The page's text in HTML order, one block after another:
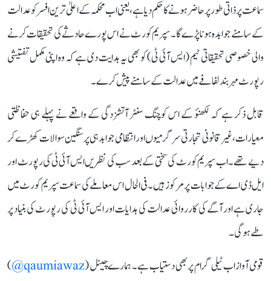
سماعت پر ذاتی طور پر حاضر ہونے کا حکم دیا ہے، یعنی اب محکمہ کے اعلیٰ ترین افسر کو عدالت
کے سامنے جوابدہ ہونا پڑے گا۔ سپریم کورٹ نے اس پورے حادثے کی تحقیقات کرنے
والی خصوصی تحقیقاتی ٹیم (ایس آئی ٹی) کو بھی یہ ہدایت دی ہے کہ وہ اپنی مکمل تفتیشی
رپورٹ مہر بند لفافے میں عدالت کے سامنے پیش کرے۔
قابل ذکر ہے کہ لکھنؤ کے اس کوچنگ سنٹر آتشزدگی کے واقعے نے پہلے ہی حفاظتی
معیارات، غیر قانونی تجارتی سرگرمیوں اور انتظامی جوابدہی پر سنگین سوالات کھڑے کر
دیے تھے۔ اب سپریم کورٹ کی سختی کے بعد سب کی نظریں ایس آئی ٹی کی رپورٹ اور
ایل ڈی اے کے جوابات پر مرکوز ہیں۔ فی الحال اس معاملے کی سماعت سپریم کورٹ میں
جاری ہے اور آگے کی کارروائی عدالت کی ہدایات اور ایس آئی ٹی کی رپورٹ کی بنیاد پر
طے ہوگی۔
قومی آواز اب ٹیلی گرام پر بھی دستیاب ہے۔ ہمارے چینل (qaumiawaz@
)